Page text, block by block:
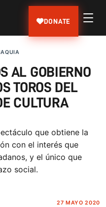
DONATE
AL GOBIERNO
TOROS DEL
CULTURA
que obtiene la
con el interés que
y el único que
social.
27 MAYO 2020